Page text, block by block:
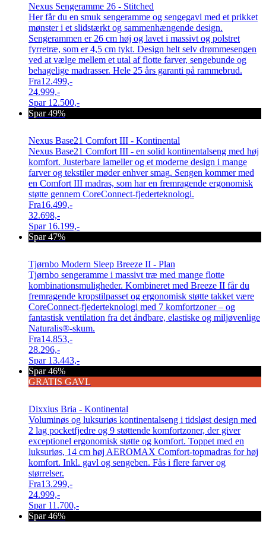
Nexus Sengeramme 26 - Stitched
Her får du en smuk sengeramme og sengegavl med et prikket
mønster i et slidstærkt og sammenhængende design.
Sengerammen er 26 cm høj og lavet i massivt og polstret
fyrretræ, som er 4,5 cm tykt. Design helt selv drømmesengen
ved at vælge mellem et utal af flotte farver, sengebunde og
behagelige madrasser. Hele 25 års garanti på rammebrud.
Fra12.499,-
24.999,-
Spar 12.500,-
Spar 49%
Nexus Base21 Comfort III - Kontinental
Nexus Base21 Comfort III - en solid kontinentalseng med høj
komfort. Justerbare lameller og et moderne design i mange
farver og tekstiler møder enhver smag. Sengen kommer med
en Comfort III madras, som har en fremragende ergonomisk
støtte gennem CoreConnect-fjederteknologi.
Fra16.499,-
32.698,-
Spar 16.199,-
Spar 47%
Tjørnbo Modern Sleep Breeze II - Plan
Tjørnbo sengeramme i massivt træ med mange flotte
kombinationsmuligheder. Kombineret med Breeze II får du
fremragende kropstilpasset og ergonomisk støtte takket være
CoreConnect-fjederteknologi med 7 komfortzoner – og
fantastisk ventilation fra det åndbare, elastiske og miljøvenlige
Naturalis®-skum.
Fra14.853,-
28.296,-
Spar 13.443,-
Spar 46%
GRATIS GAVL
Dixxius Bria - Kontinental
Voluminøs og luksuriøs kontinentalseng i tidsløst design med
2 lag pocketfjedre og 9 støttende komfortzoner, der giver
exceptionel ergonomisk støtte og komfort. Toppet med en
luksuriøs, 14 cm høj AEROMAX Comfort-topmadras for høj
komfort. Inkl. gavl og sengeben. Fås i flere farver og
størrelser.
Fra13.299,-
24.999,-
Spar 11.700,-
Spar 46%